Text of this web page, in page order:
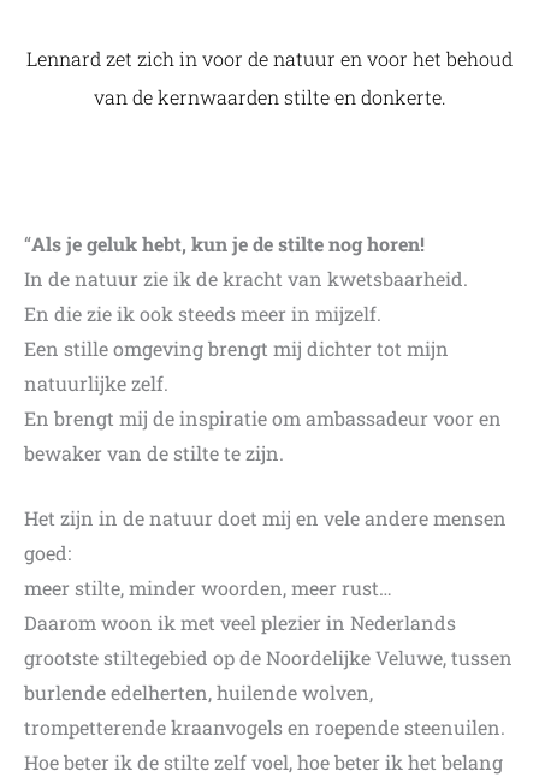
Lennard zet zich in voor de natuur en voor het behoud
van de kernwaarden stilte en donkerte.
“Als je geluk hebt, kun je de stilte nog horen!
In de natuur zie ik de kracht van kwetsbaarheid.
En die zie ik ook steeds meer in mijzelf.
Een stille omgeving brengt mij dichter tot mijn
natuurlijke zelf.
En brengt mij de inspiratie om ambassadeur voor en
bewaker van de stilte te zijn.
Het zijn in de natuur doet mij en vele andere mensen
goed:
meer stilte, minder woorden, meer rust…
Daarom woon ik met veel plezier in Nederlands
grootste stiltegebied op de Noordelijke Veluwe, tussen
burlende edelherten, huilende wolven,
trompetterende kraanvogels en roepende steenuilen.
Hoe beter ik de stilte zelf voel, hoe beter ik het belang